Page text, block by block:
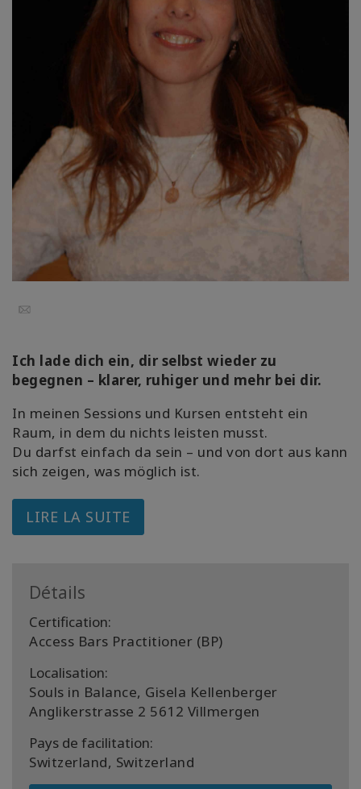
More
Actualités
CONTACT
Email
Ich lade dich ein, dir selbst wieder zu
begegnen – klarer, ruhiger und mehr bei dir.
In meinen Sessions und Kursen entsteht ein
Raum, in dem du nichts leisten musst.
Du darfst einfach da sein – und von dort aus kann
sich zeigen, was möglich ist.
LIRE LA SUITE
Détails
Certification:
Access Bars Practitioner (BP)
Localisation:
Souls in Balance, Gisela Kellenberger
Anglikerstrasse 2 5612 Villmergen
Pays de facilitation:
Switzerland, Switzerland